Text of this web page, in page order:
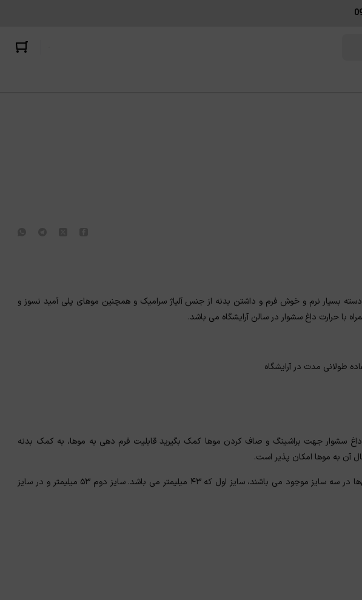
(سایز 43)، این برس با دسته بسیار نرم و خوش فرم و داشتن بدنه از جنس آلیاژ سرامیک و همچنین موهای پلی آمید نسوز و
با حرارت داغ سشوار در سالن آرایشگاه می باشد.
طولانی مدت در آرایشگاه
سشوار جهت براشینگ و صاف کردن موها کمک بگیرید قابلیت فرم دهی به موها، به کمک بدنه
آن به موها امکان پذیر است.
همچنین می توانید فرم دلخواه دهید این برس‌ها در سه سایز موجود می باشند، سایز اول که ۴۳ میلیمتر می باشد. سایز دوم ۵۳ میلیمتر و در سایز